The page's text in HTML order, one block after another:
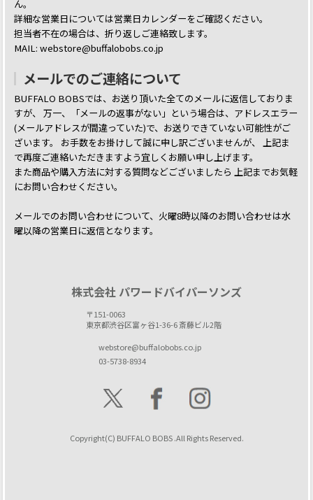
ん。
詳細な営業日については営業日カレンダーをご確認ください。
担当者不在の場合は、折り返しご連絡致します。
MAIL: webstore@buffalobobs.co.jp
メールでのご連絡について
BUFFALO BOBSでは、お送り頂いた全てのメールに返信しておりま
すが、
万一、「メールの返事がない」という場合は、アドレスエラー
(メールアドレスが間違っていた)で、お送りできていない可能性がご
ざいます。 お手数をお掛けして誠に申し訳ございませんが、 上記ま
で再度ご連絡いただきますよう宜しくお願い申し上げます。
また商品や購入方法に対する質問などございましたら 上記までお気軽
にお問い合わせください。
メールでのお問い合わせについて、火曜8時以降のお問い合わせは水
曜以降の営業日に返信となります。
株式会社 パワードバイパーソンズ
〒151-0063
東京都渋谷区富ヶ谷1-36-6 斎藤ビル2階
webstore@buffalobobs.co.jp
03-5738-8934
Copyright(C) BUFFALO BOBS .All Rights Reserved.